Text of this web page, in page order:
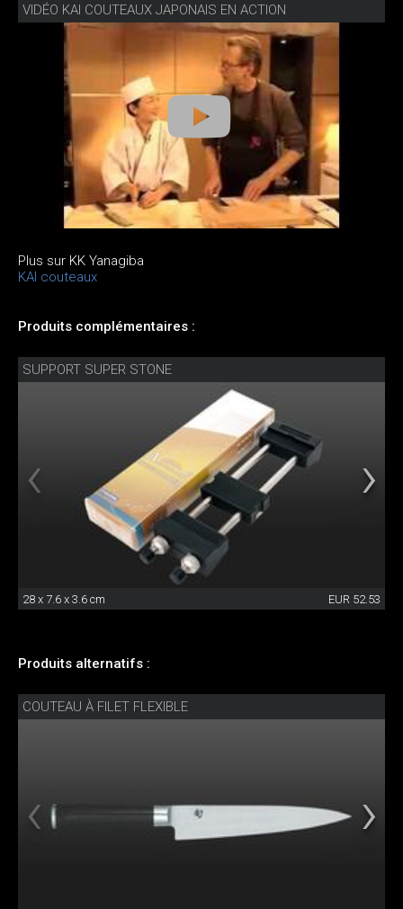
VIDÉO KAI COUTEAUX JAPONAIS EN ACTION
Plus sur KK Yanagiba
KAI couteaux
Produits complémentaires :
SUPPORT SUPER STONE
28 x 7.6 x 3.6 cm EUR 52.53
Produits alternatifs :
COUTEAU À FILET FLEXIBLE